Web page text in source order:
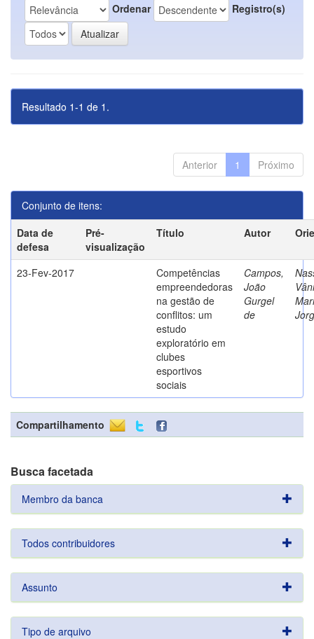
Ordenar Registro(s)
Resultado 1-1 de 1.
Anterior 1 Próximo
Conjunto de itens:
Data de
defesa
Pré-
visualização
Título Autor
23-Fev-2017
Competências
empreendedoras
na gestão de
conflitos: um
estudo
exploratório em
clubes
esportivos
sociais
Campos,
João
Gurgel
de
Compartilhamento
Busca facetada
Membro da banca
Todos contribuidores
Assunto
Tipo de arquivo